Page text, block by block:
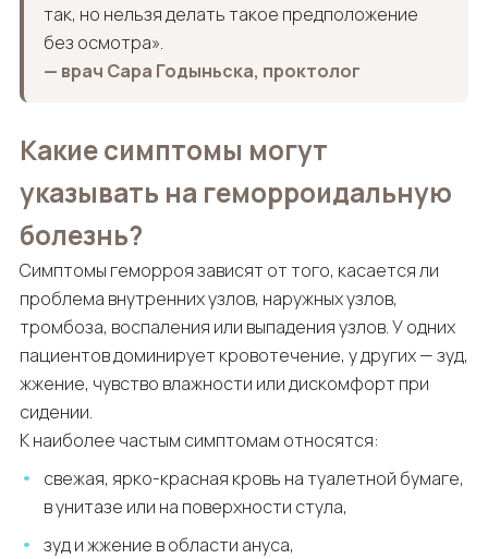
так, но нельзя делать такое предположение
без осмотра».
— врач Сара Годыньска, проктолог
Какие симптомы могут
указывать на геморроидальную
болезнь?
Симптомы геморроя зависят от того, касается ли
проблема внутренних узлов, наружных узлов,
тромбоза, воспаления или выпадения узлов. У одних
пациентов доминирует кровотечение, у других — зуд,
жжение, чувство влажности или дискомфорт при
сидении.
К наиболее частым симптомам относятся:
свежая, ярко-красная кровь на туалетной бумаге,
в унитазе или на поверхности стула,
зуд и жжение в области ануса,